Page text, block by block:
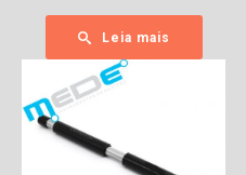
Leia mais